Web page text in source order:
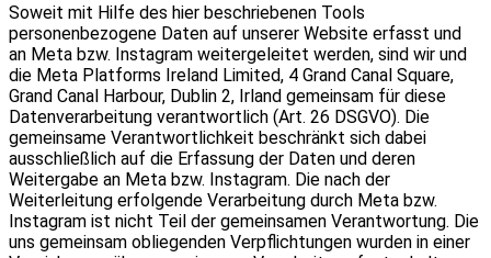
Soweit mit Hilfe des hier beschriebenen Tools
personenbezogene Daten auf unserer Website erfasst und
an Meta bzw. Instagram weitergeleitet werden, sind wir und
die Meta Platforms Ireland Limited, 4 Grand Canal Square,
Grand Canal Harbour, Dublin 2, Irland gemeinsam für diese
Datenverarbeitung verantwortlich (Art. 26 DSGVO). Die
gemeinsame Verantwortlichkeit beschränkt sich dabei
ausschließlich auf die Erfassung der Daten und deren
Weitergabe an Meta bzw. Instagram. Die nach der
Weiterleitung erfolgende Verarbeitung durch Meta bzw.
Instagram ist nicht Teil der gemeinsamen Verantwortung. Die
uns gemeinsam obliegenden Verpflichtungen wurden in einer